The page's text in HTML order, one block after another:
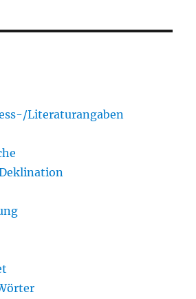
Literaturangaben